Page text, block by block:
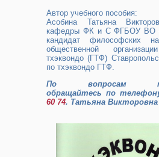
Автор учебного пособия:
Асобина Татьяна
кафедры ФК и С ФГБОУ ВО
кандидат философских
общественной
тхэквондо (ГТФ)
по тхэквондо ГТФ.
По вопросам
обращайтесь по
60 74. Татьяна Викторовна